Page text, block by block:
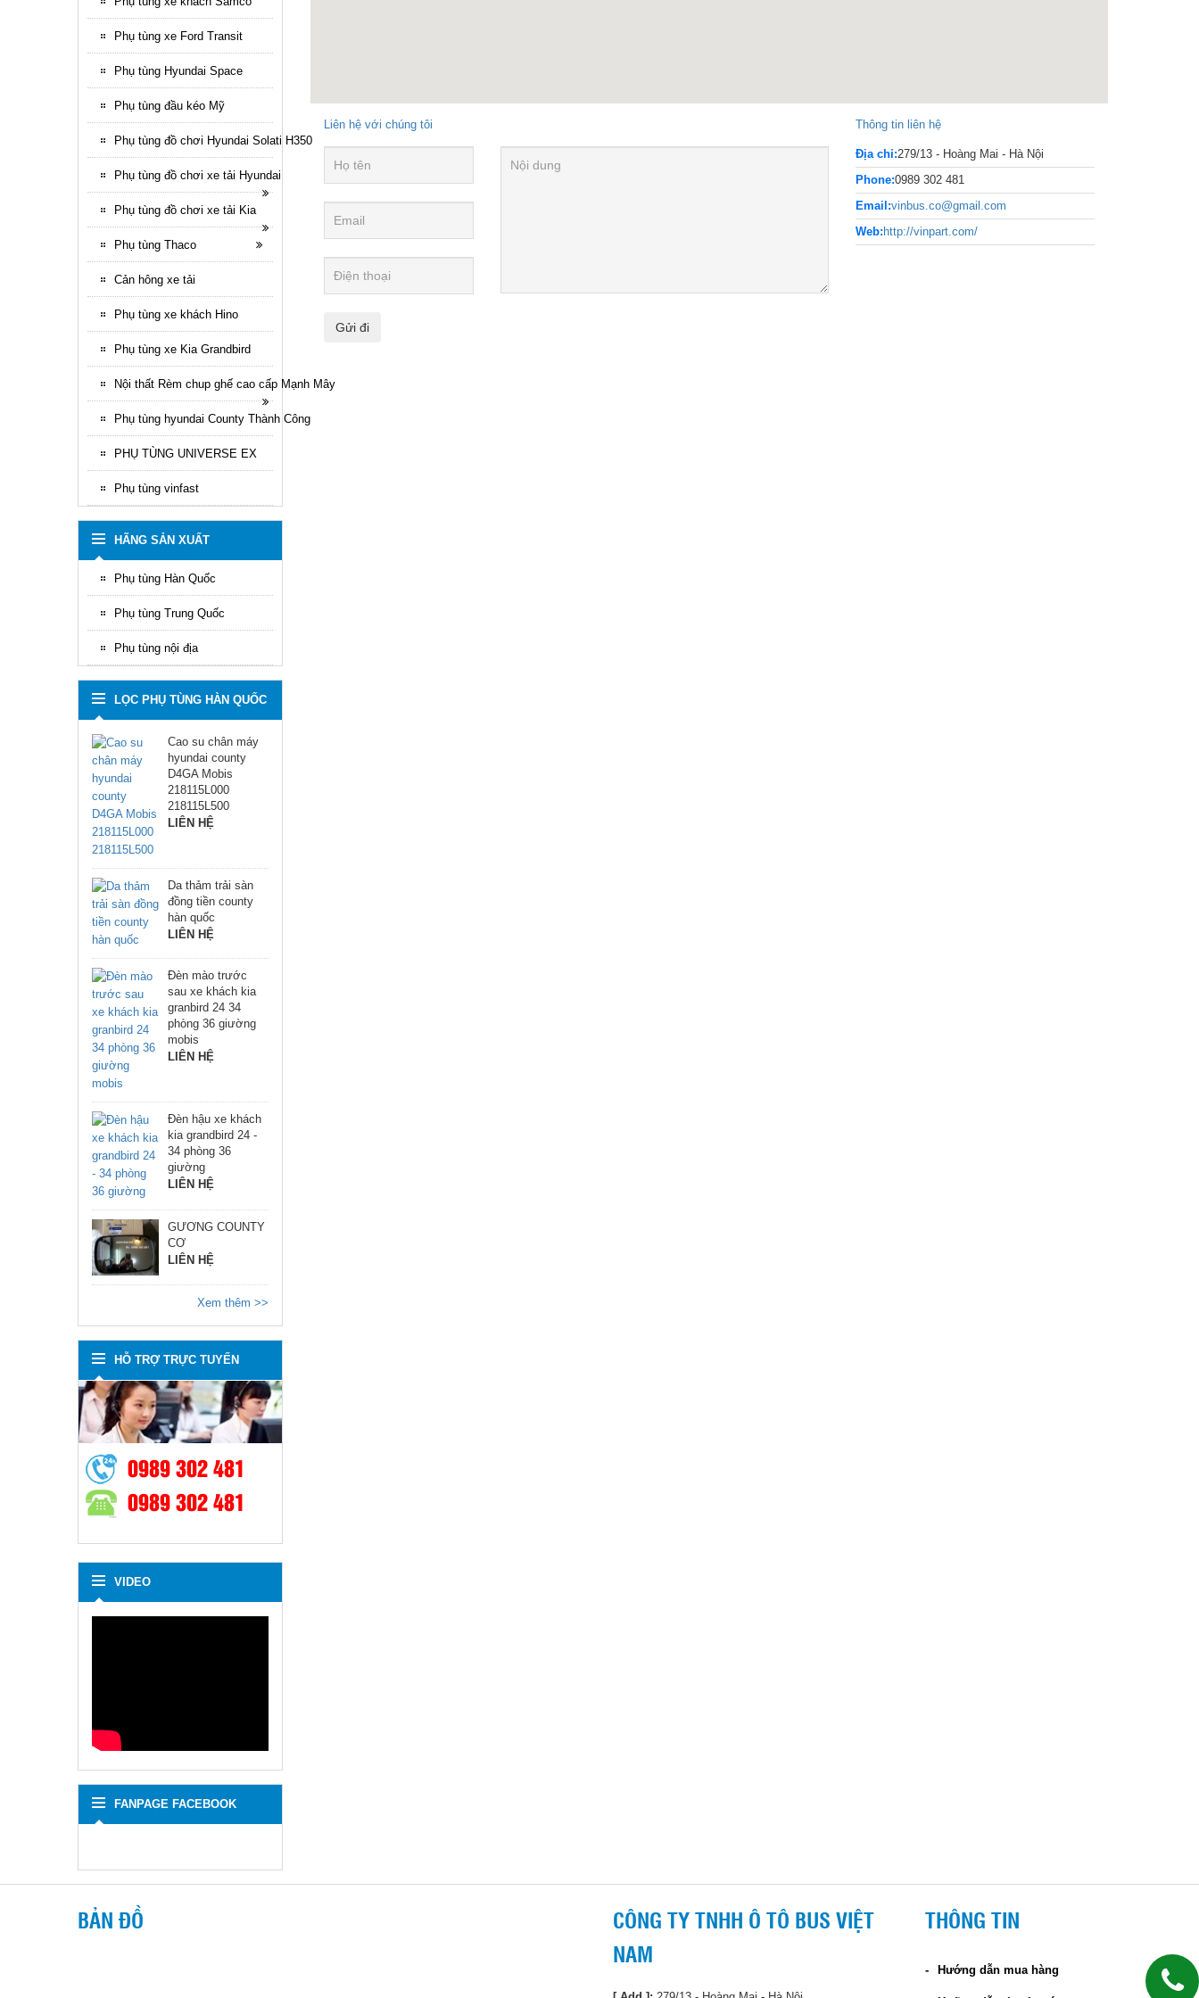
Liên hệ với chúng tôi Thông tin liên hệ
Địa chỉ:279/13 - Hoàng Mai - Hà Nội
Phone:0989 302 481
Email:vinbus.co@gmail.com
Web: http://vinpart.com/
Phụ tùng xe Ford Transit
Phụ tùng Hyundai Space
Phụ tùng đầu kéo Mỹ
Phụ tùng đồ chơi Hyundai Solati H350
Phụ tùng đồ chơi xe tải Hyundai
Phụ tùng đồ chơi xe tải Kia
Phụ tùng Thaco
Cản hông xe tải
Phụ tùng xe khách Hino
Phụ tùng xe Kia Grandbird
Nội thất Rèm chup ghế cao cấp Mạnh Mây
Phụ tùng hyundai County Thành Công
PHỤ TÙNG UNIVERSE EX
Phụ tùng vinfast
HÃNG SẢN XUẤT
Phụ tùng Hàn Quốc
Phụ tùng Trung Quốc
Phụ tùng nội địa
LỌC PHỤ TÙNG HÀN QUỐC
Cao su chân máy
hyundai county
D4GA Mobis
218115L000
218115L500
LIÊN HỆ
Da thảm trải sàn
đồng tiền county
hàn quốc
LIÊN HỆ
Đèn mào trước
sau xe khách kia
granbird 24 34
phòng 36 giường
mobis
LIÊN HỆ
Đèn hậu xe khách
kia grandbird 24 -
34 phòng 36
giường
LIÊN HỆ
GƯƠNG COUNTY
CƠ
LIÊN HỆ
Xem thêm >>
HỖ TRỢ TRỰC TUYẾN
0989 302 481
0989 302 481
VIDEO
FANPAGE FACEBOOK
BẢN ĐỒ
CÔNG TY TNHH Ô TÔ BUS VIỆT
NAM
THÔNG TIN
Hướng dẫn mua hàng